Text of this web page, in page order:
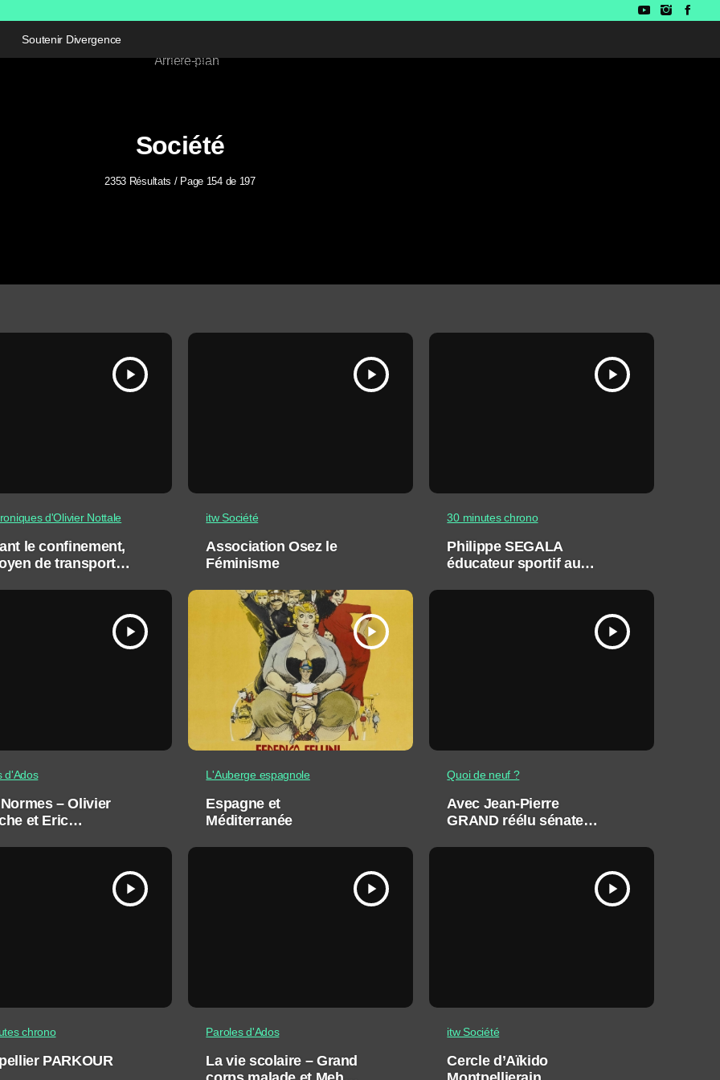
Soutenir Divergence
Société
2353 Résultats / Page 154 de 197
play_arrow
d'Olivier Nottale
le confinement,
de transport
play_arrow
itw Société
Association Osez le
Féminisme
play_arrow
30 minutes chrono
Philippe SEGALA
éducateur sportif au
play_arrow
d'Ados
– Olivier
et Eric
play_arrow
L'Auberge espagnole
Espagne et
Méditerranée
play_arrow
Quoi de neuf ?
Avec Jean-Pierre
GRAND réélu sénateur
play_arrow
chrono
PARKOUR
play_arrow
Paroles d'Ados
La vie scolaire – Grand
play_arrow
itw Société
Cercle d’Aïkido